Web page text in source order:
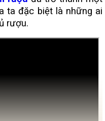
ta đặc biệt là những ai
rượu.